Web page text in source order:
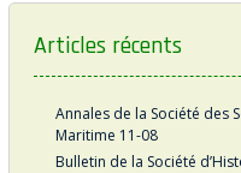
Articles récents
Annales de la Société des
Maritime 11-08
Bulletin de la Société